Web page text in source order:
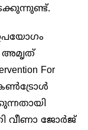
അമൃത്
For
കൺട്രോൾ
വീണാ ജോർജ്